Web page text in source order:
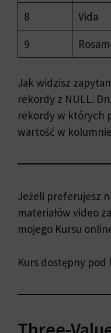
8
Vida
9
Jak widzisz
rekordy z NULL.
rekordy w których
wartość w kolumnie
Jeżeli preferujesz
materiałów video
mojego Kursu
Kurs dostępny pod